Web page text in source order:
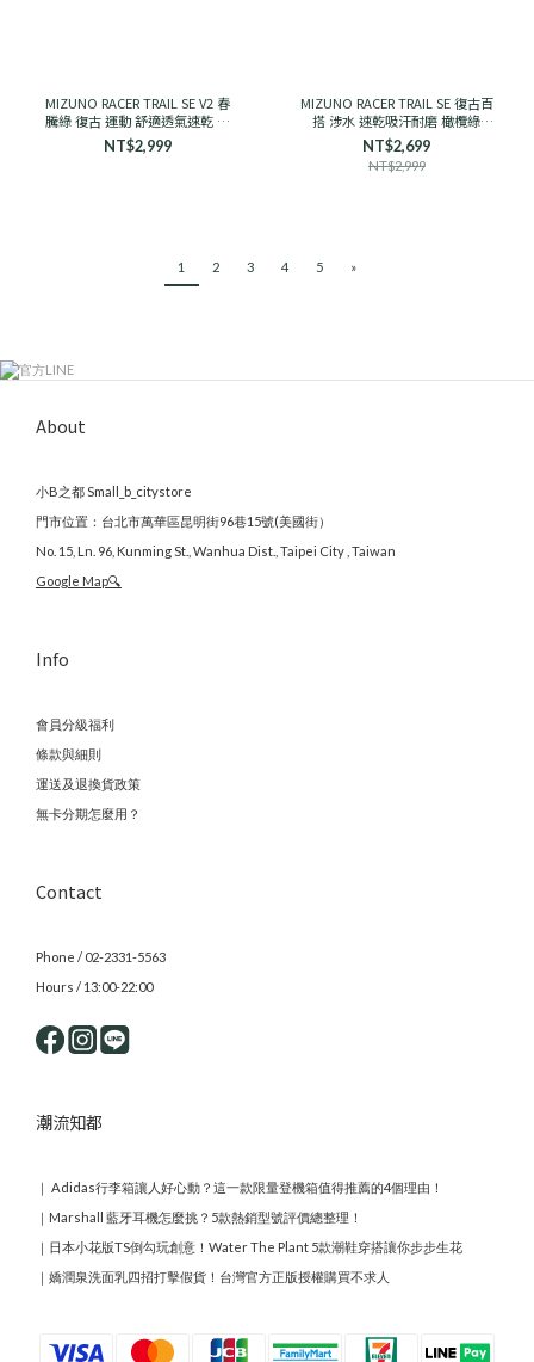
MIZUNO RACER TRAIL SE V2 春
騰綠 復古 運動 舒適透氣速乾 朔
溪鞋 D1GH261202
NT$2,999
MIZUNO RACER TRAIL SE 復古百
搭 涉水 速乾吸汗耐磨 橄欖綠
D1GH241901
NT$2,699
NT$2,999
1 2 3 4 5 »
About
小B之都 Small_b_citystore
門市位置：台北市萬華區昆明街96巷15號(美國街）
No. 15, Ln. 96, Kunming St., Wanhua Dist., Taipei City , Taiwan
Google Map🔍
Info
會員分級福利
條款與細則
運送及退換貨政策
無卡分期怎麼用？
Contact
Phone / 02-2331-5563
Hours / 13:00-22:00
潮流知都
｜ Adidas行李箱讓人好心動？這一款限量登機箱值得推薦的4個理由！
｜ Marshall 藍牙耳機怎麼挑？5款熱銷型號評價總整理！
｜ 日本小花版TS倒勾玩創意！Water The Plant 5款潮鞋穿搭讓你步步生花
｜ 嬌潤泉洗面乳四招打擊假貨！台灣官方正版授權購買不求人